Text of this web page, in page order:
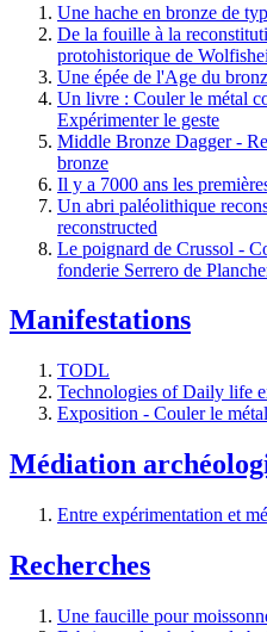
Une hache en bronze de
De la fouille à la
protohistorique de
Une épée de l'Age du
Un livre : Couler le métal
Expérimenter le geste
Middle Bronze Dagger -
bronze
Il y a 7000 ans les
Un abri paléolithique
reconstructed
Le poignard de Crussol -
fonderie Serrero de
Manifestations
TODL
Technologies of Daily life
Exposition - Couler le
Médiation
Entre expérimentation et
Recherches
Une faucille pour